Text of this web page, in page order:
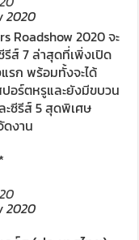
2020
Roadshow 2020 จะ
ส์ 7 ล่าสุดที่เพิ่งเปิด
รก พร้อมทั้งจะได้
อร์ตหรูและยังมีขบวน
ะซีรีส์ 5 สุดพิเศษ
งาน
2020